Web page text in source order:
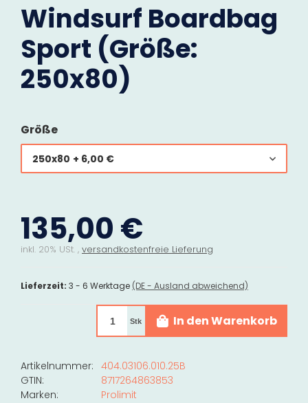
Windsurf Boardbag
Sport (Größe:
250x80)
Größe
250x80 + 6,00 €
135,00 €
inkl. 20% USt. , versandkostenfreie Lieferung
Lieferzeit: 3 - 6 Werktage (DE - Ausland abweichend)
Stk In den Warenkorb
Artikelnummer: 404.03106.010.25B
GTIN:
8717264863853
Marken:
Prolimit